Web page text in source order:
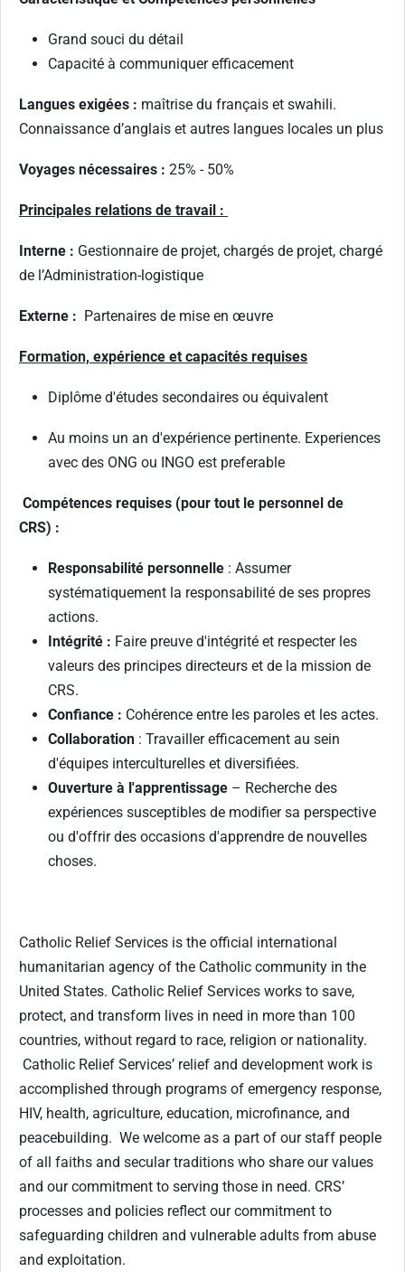
Grand souci du détail
Capacité à communiquer efficacement
Langues exigées : maîtrise du français et swahili.
Connaissance d’anglais et autres langues locales un plus
Voyages nécessaires : 25% - 50%
Principales relations de travail :
Interne : Gestionnaire de projet, chargés de projet, chargé
de l’Administration-logistique
Externe : Partenaires de mise en œuvre
Formation, expérience et capacités requises
Diplôme d'études secondaires ou équivalent
Au moins un an d'expérience pertinente. Experiences
avec des ONG ou INGO est preferable
Compétences requises (pour tout le personnel de
CRS) :
Responsabilité personnelle : Assumer
systématiquement la responsabilité de ses propres
actions.
Intégrité : Faire preuve d'intégrité et respecter les
valeurs des principes directeurs et de la mission de
CRS.
Confiance : Cohérence entre les paroles et les actes.
Collaboration : Travailler efficacement au sein
d'équipes interculturelles et diversifiées.
Ouverture à l'apprentissage – Recherche des
expériences susceptibles de modifier sa perspective
ou d'offrir des occasions d'apprendre de nouvelles
choses.
Catholic Relief Services is the official international
humanitarian agency of the Catholic community in the
United States. Catholic Relief Services works to save,
protect, and transform lives in need in more than 100
countries, without regard to race, religion or nationality.
Catholic Relief Services’ relief and development work is
accomplished through programs of emergency response,
HIV, health, agriculture, education, microfinance, and
peacebuilding. We welcome as a part of our staff people
of all faiths and secular traditions who share our values
and our commitment to serving those in need. CRS’
processes and policies reflect our commitment to
safeguarding children and vulnerable adults from abuse
and exploitation.